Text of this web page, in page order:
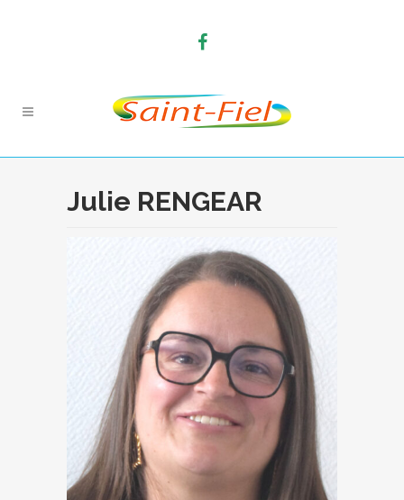
Julie RENGEAR